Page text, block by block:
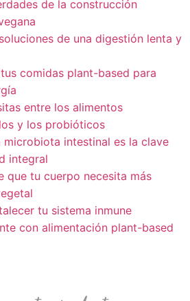
de la construcción
de una digestión lenta y
comidas plant-based para
entre los alimentos
y los probióticos
microbiota intestinal es la clave
integral
que tu cuerpo necesita más
tu sistema inmune
con alimentación plant-based